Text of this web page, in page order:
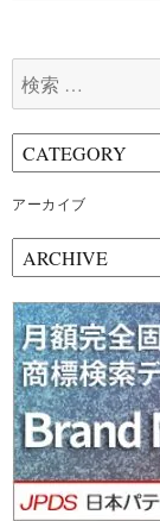
索:
アーカイブ
ー
カ
イ
ブ